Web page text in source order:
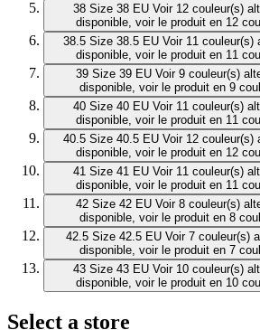
38 Size 38 EU Voir 12 couleur(s)
disponible, voir le produit en 12
38.5 Size 38.5 EU Voir 11 couleur(s)
disponible, voir le produit en 11
39 Size 39 EU Voir 9 couleur(s)
disponible, voir le produit en 9
40 Size 40 EU Voir 11 couleur(s)
disponible, voir le produit en 11
40.5 Size 40.5 EU Voir 12 couleur(s)
disponible, voir le produit en 12
41 Size 41 EU Voir 11 couleur(s)
disponible, voir le produit en 11
42 Size 42 EU Voir 8 couleur(s)
disponible, voir le produit en 8
42.5 Size 42.5 EU Voir 7 couleur(s)
disponible, voir le produit en 7
43 Size 43 EU Voir 10 couleur(s)
disponible, voir le produit en 10
Select a store